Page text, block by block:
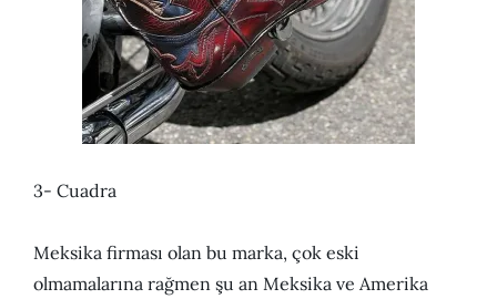
3- Cuadra
Meksika firması olan bu marka, çok eski
olmamalarına rağmen şu an Meksika ve Amerika